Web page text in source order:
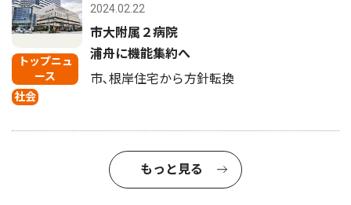
トップニュ
ース
社会
2024.02.22
市大附属２病院
浦舟に機能集約へ
市､根岸住宅から方針転換
もっと見る